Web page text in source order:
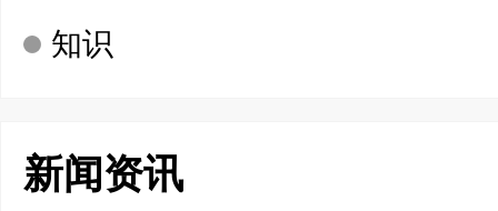
知识
新闻资讯